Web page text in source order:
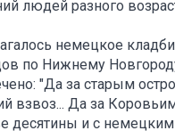
людей разного
немецкое
по Нижнему
"Да за старым
взвоз... Да за
десятины и с